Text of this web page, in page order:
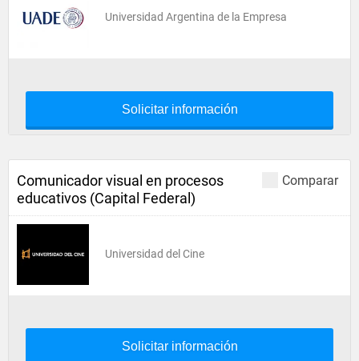
Universidad Argentina de la Empresa
Solicitar información
Comparar
Comunicador visual en procesos
educativos (Capital Federal)
Universidad del Cine
Solicitar información